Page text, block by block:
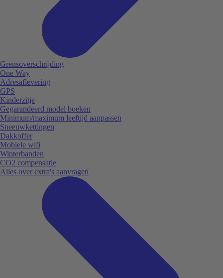
Grensoverschrijding
One Way
Adresaflevering
GPS
Kinderzitje
Gegarandeerd model boeken
Minimum/maximum leeftijd aanpassen
Sneeuwkettingen
Dakkoffer
Mobiele wifi
Winterbanden
CO2 compensatie
Alles over extra's aanvragen